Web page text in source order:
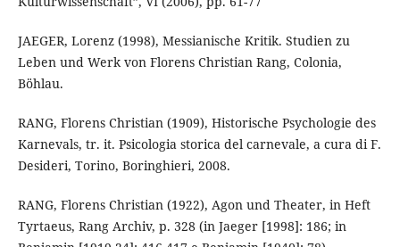
JAEGER, Lorenz (1998), Messianische Kritik. Studien zu
Leben und Werk von Florens Christian Rang, Colonia,
Böhlau.
RANG, Florens Christian (1909), Historische Psychologie des
Karnevals, tr. it. Psicologia storica del carnevale, a cura di F.
Desideri, Torino, Boringhieri, 2008.
RANG, Florens Christian (1922), Agon und Theater, in Heft
Tyrtaeus, Rang Archiv, p. 328 (in Jaeger [1998]: 186; in